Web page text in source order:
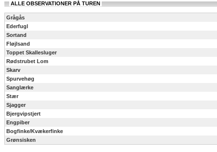
ALLE OBSERVATIONER PÅ TUREN
Grågås
Ederfugl
Sortand
Fløjlsand
Toppet Skallesluger
Rødstrubet Lom
Skarv
Spurvehøg
Sanglærke
Stær
Sjagger
Bjergvipstjert
Engpiber
Bogfinke/Kvækerfinke
Grønsisken